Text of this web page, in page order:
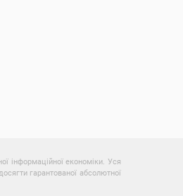
інформаційної економіки. Уся
гарантованої абсолютної